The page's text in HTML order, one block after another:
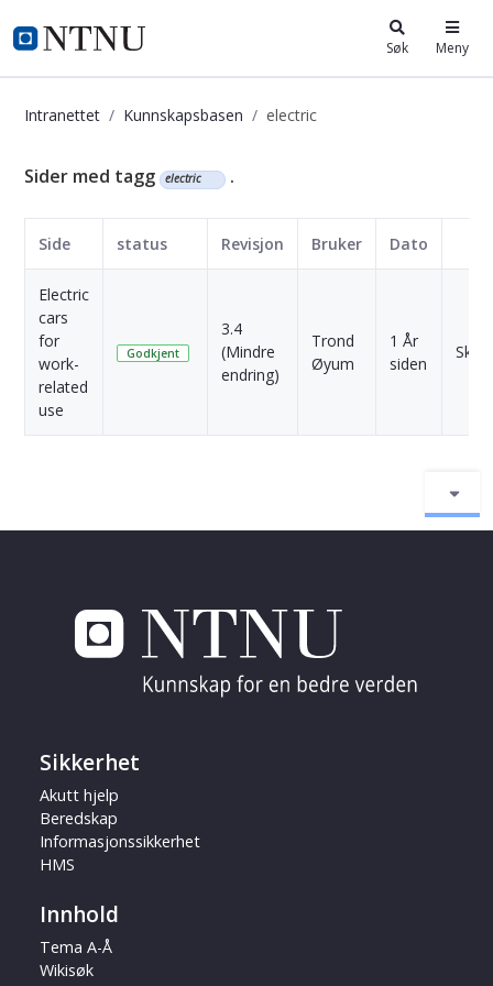
i.ntnu.no Søk Meny
Intranettet Kunnskapsbasen electric
Kunnskapsbasen
Sider med tagg electric .
Side status Revisjon Bruker Dato
Electric
cars
for
work-
related
use
Godkjent
3.4
(Mindre
endring)
Trond
Øyum
1 År
siden
Sikkerhet
Akutt hjelp
Beredskap
Informasjonssikkerhet
HMS
Innhold
Tema A-Å
Wikisøk